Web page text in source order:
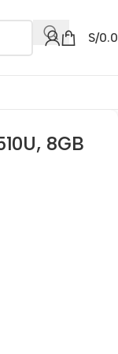
S/
8GB